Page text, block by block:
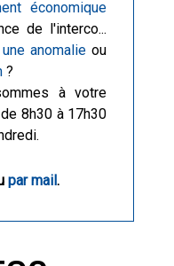
économique
de l'interco...
anomalieou
?
à votre
8h30 à 17h30
par mail.